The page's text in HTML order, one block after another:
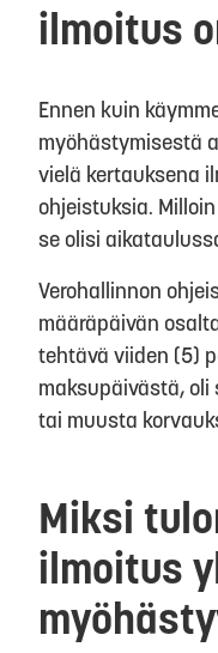
ilmoitus
Ennen kuin
myöhästymisestä
vielä kertauksena
ohjeistuksia.
se olisi
Verohallinnon
määräpäivän
tehtävä viiden (5)
maksupäivästä,
tai muusta
Miksi
ilmoitus